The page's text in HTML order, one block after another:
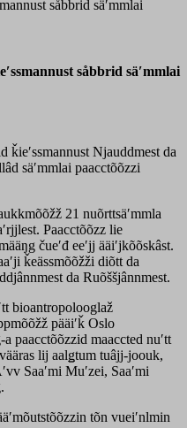
såbbrid säʹmmlai
såbbrid säʹmmlai
ǩieʹssmannust Njauddmest da
säʹmmlai paacctõõzzi
21 nuõrttsäʹmmla
Paacctõõzz lie
čueʹđ eeʹjj ääiʹjkõõskâst.
ǩeässmõõžži diõtt da
da Ruõššjânnmest.
bioantropolooglaž
pääiʹǩ Oslo
paacctõõzzid maaccted nuʹtt
lij aalǥtum tuâjj-joouk,
Saaʹmi Muʹzei, Saaʹmi
tõn vueiʹnlmin